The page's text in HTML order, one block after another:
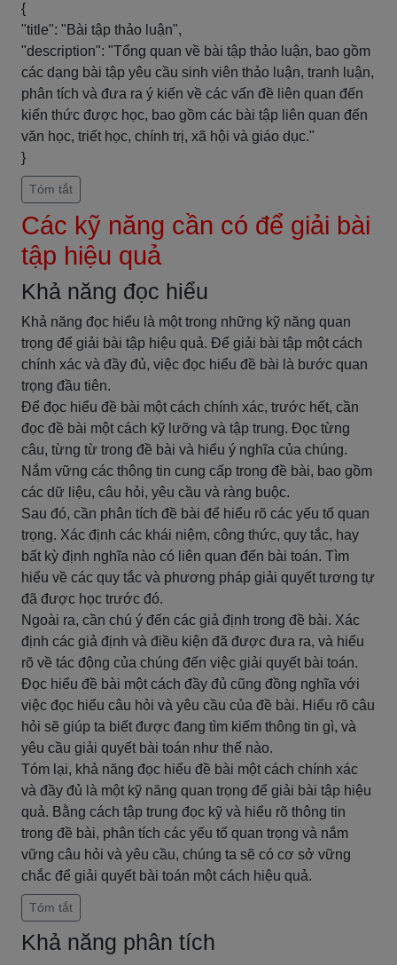
{
"title": "Bài tập thảo luận",
"description": "Tổng quan về bài tập thảo luận, bao gồm
các dạng bài tập yêu cầu sinh viên thảo luận, tranh luận,
phân tích và đưa ra ý kiến về các vấn đề liên quan đến
kiến thức được học, bao gồm các bài tập liên quan đến
văn học, triết học, chính trị, xã hội và giáo dục."
}
Tóm tắt
Các kỹ năng cần có để giải bài
tập hiệu quả
Khả năng đọc hiểu
Khả năng đọc hiểu là một trong những kỹ năng quan
trọng để giải bài tập hiệu quả. Để giải bài tập một cách
chính xác và đầy đủ, việc đọc hiểu đề bài là bước quan
trọng đầu tiên.
Để đọc hiểu đề bài một cách chính xác, trước hết, cần
đọc đề bài một cách kỹ lưỡng và tập trung. Đọc từng
câu, từng từ trong đề bài và hiểu ý nghĩa của chúng.
Nắm vững các thông tin cung cấp trong đề bài, bao gồm
các dữ liệu, câu hỏi, yêu cầu và ràng buộc.
Sau đó, cần phân tích đề bài để hiểu rõ các yếu tố quan
trọng. Xác định các khái niệm, công thức, quy tắc, hay
bất kỳ định nghĩa nào có liên quan đến bài toán. Tìm
hiểu về các quy tắc và phương pháp giải quyết tương tự
đã được học trước đó.
Ngoài ra, cần chú ý đến các giả định trong đề bài. Xác
định các giả định và điều kiện đã được đưa ra, và hiểu
rõ về tác động của chúng đến việc giải quyết bài toán.
Đọc hiểu đề bài một cách đầy đủ cũng đồng nghĩa với
việc đọc hiểu câu hỏi và yêu cầu của đề bài. Hiểu rõ câu
hỏi sẽ giúp ta biết được đang tìm kiếm thông tin gì, và
yêu cầu giải quyết bài toán như thế nào.
Tóm lại, khả năng đọc hiểu đề bài một cách chính xác
và đầy đủ là một kỹ năng quan trọng để giải bài tập hiệu
quả. Bằng cách tập trung đọc kỹ và hiểu rõ thông tin
trong đề bài, phân tích các yếu tố quan trọng và nắm
vững câu hỏi và yêu cầu, chúng ta sẽ có cơ sở vững
chắc để giải quyết bài toán một cách hiệu quả.
Tóm tắt
Khả năng phân tích